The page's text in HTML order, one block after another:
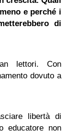
e perché i
di
lettori. Con
dovuto a
libertà di
educatore non